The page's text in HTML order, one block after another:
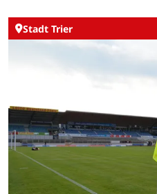
Stadt Trier